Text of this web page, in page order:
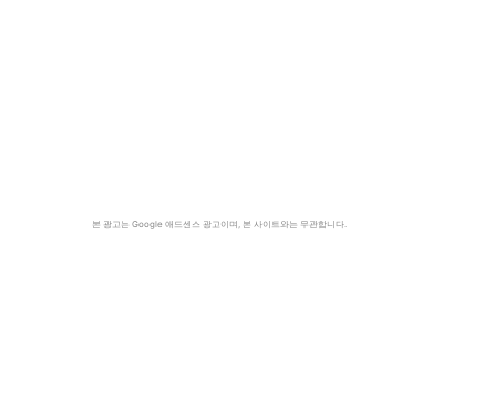
본 광고는 Google 애드센스 광고이며, 본 사이트와는 무관합니다.